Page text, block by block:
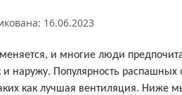
16.06.2023
и многие люди
и наружу. Популярность
как лучшая вентиляция. Ниже